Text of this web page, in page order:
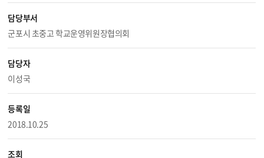
담당부서
군포시 초중고 학교운영위원장협의회
담당자
이성국
등록일
2018.10.25
조회